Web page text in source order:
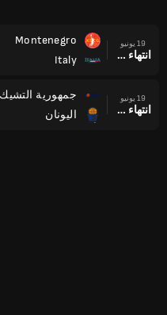
19 يونيو
انتهاء وقت المباراة
Montenegro
Italy
19 يونيو
انتهاء وقت المباراة
جمهورية التشيك
اليونان